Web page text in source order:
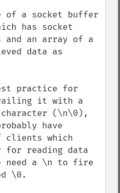
of a socket buffer
has socket
and an array of a
data as
practice for
it with a
character (\n\0),
have
which
for reading data
need a \n to fire
\0.